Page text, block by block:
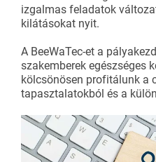
izgalmas feladatok
kilátásokat nyit.
A BeeWaTec-et a
szakemberek egészséges
kölcsönösen profitálunk a
tapasztalatokból és a